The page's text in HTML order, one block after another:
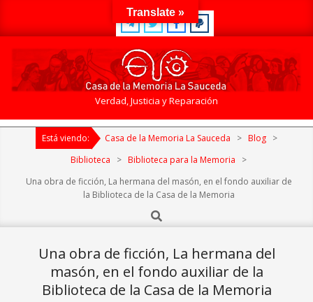
de
Memoria
La
Sauceda
Verdad, Justicia y Reparación
Primary
NavigationEstá viendo: Casa de la Memoria La Sauceda > Blog >
Biblioteca
> Biblioteca para la Memoria
>
Una obra de ficción, La hermana del masón, en el fondo auxiliar de
la Biblioteca de la Casa de la Memoria
Search
Una obra de ficción, La hermana del
masón, en el fondo auxiliar de la
Biblioteca de la Casa de la Memoria
Translate »